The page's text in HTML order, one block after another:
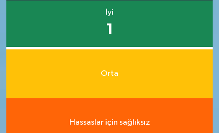
İyi
1
Orta
Hassaslar için sağlıksız